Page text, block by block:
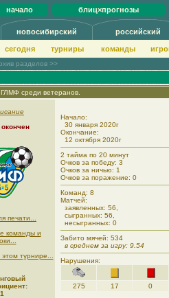
начало блиц×прогнозы
новосибирский российский
сегодня турниры команды
разделов >>
среди ветеранов.
печати...
команды и
турнире...
1
Начало:
30 января 2020г
Окончание:
12 октября 2020г
2 тайма по 20 минут
Очков за победу: 3
Очков за ничью: 1
Очков за поражение: 0
Команд: 8
Матчей:
заявленных: 56,
сыгранных: 56,
несыгранных: 0
Забито мячей: 534
в среднем за игру: 9.54
Нарушения:
275 17 0